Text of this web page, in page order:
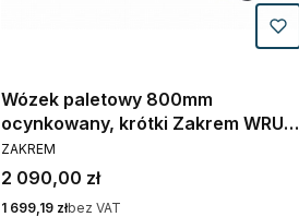
Wózek paletowy 800mm
ocynkowany, krótki Zakrem WRU4-
2500 PTP
PRODUCENT
ZAKREM
Cena
2 090,00 zł
Cena
1 699,19 złbez VAT